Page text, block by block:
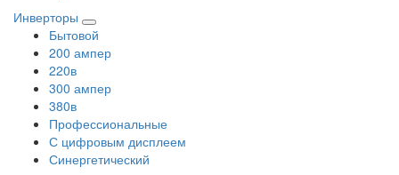
Инверторы
Бытовой
200 ампер
220в
300 ампер
380в
Профессиональные
С цифровым дисплеем
Синергетический